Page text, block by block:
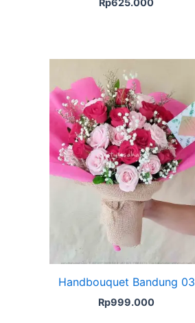
Rp625.000
Handbouquet Bandung 03
Rp999.000